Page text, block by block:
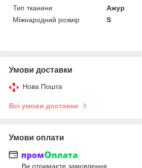
Тип тканини
Ажур
Міжнародний розмір
S
Умови доставки
Нова Пошта
Всі умови доставки
Умови оплати
Ви отримаєте замовлення